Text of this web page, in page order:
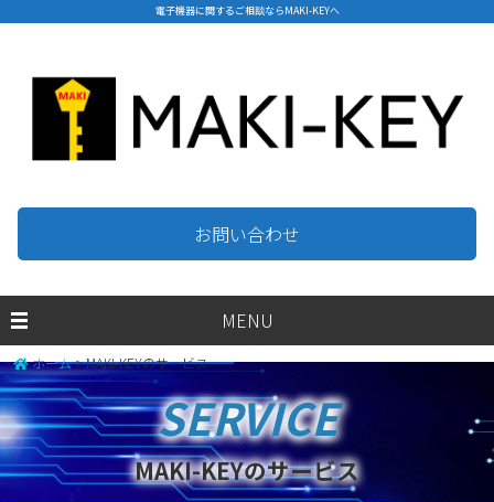
電子機器に関するご相談ならMAKI-KEYへ
お問い合わせ
MENU
ホーム>MAKI-KEYのサービス
MAKI-KEYのサービス